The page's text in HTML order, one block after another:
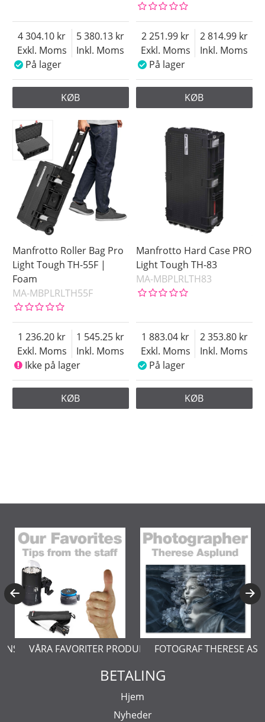
Exkl. Moms
4 304.10
Inkl. Moms
5 380.13
På lager
KØB
Exkl. Moms
2 251.99
Inkl. Moms
2 814.99
På lager
KØB
Manfrotto Roller Bag Pro
Light Tough TH-55F |
Foam
MA-MBPLRLTH55F
Exkl. Moms
1 236.20
Inkl. Moms
1 545.25
Ikke på lager
KØB
Manfrotto Hard Case PRO
Light Tough TH-83
MA-MBPLRLTH83
Exkl. Moms
1 883.04
Inkl. Moms
2 353.80
På lager
KØB
VÅRA FAVORITER PRODUKTERFOTOGRAF THERESE
BETALING
Hjem
Nyheder